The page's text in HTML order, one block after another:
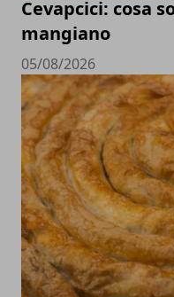
Cevapcici: cosa
mangiano
05/08/2026